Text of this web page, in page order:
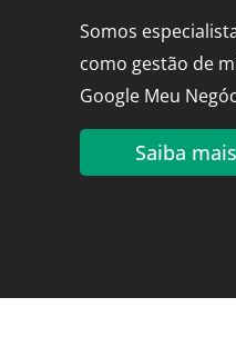
Somos
como gestão de
Google Meu
Saiba mais